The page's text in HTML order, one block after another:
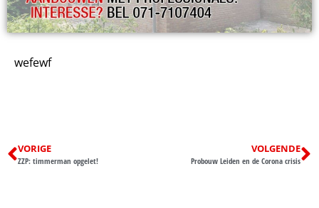
wefewf
VORIGE
ZZP: timmerman opgelet!
VOLGENDE
Probouw Leiden en de Corona crisis